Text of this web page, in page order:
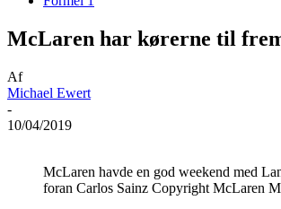
McLaren har kørerne til
Af
Michael Ewert
-
10/04/2019
McLaren havde en god weekend med
foran Carlos Sainz Copyright McLaren